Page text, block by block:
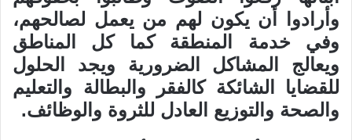
وأرادوا أن يكون لهم من يعمل لصالحهم،
وفي خدمة المنطقة كما كل المناطق
ويعالج المشاكل الضرورية ويجد الحلول
للقضايا الشائكة كالفقر والبطالة والتعليم
والصحة والتوزيع العادل للثروة والوظائف.